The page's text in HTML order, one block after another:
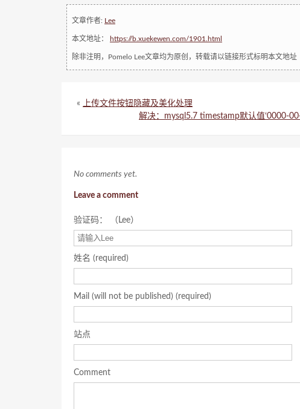
文章作者: Lee
本文地址： https://b.xuekewen.com/1901.html
除非注明，Pomelo Lee文章均为原创，转载请以链接形式标明本文地址
«
上传文件按钮隐藏及美化处理
解决：mysql5.7 timestamp默认值‘0000-
No comments yet.
Leave a comment
验证码： （Lee）
姓名 (required)
Mail (will not be published) (required)
站点
Comment